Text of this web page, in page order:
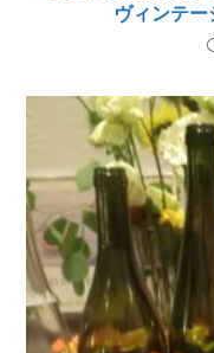
ヴィンテー